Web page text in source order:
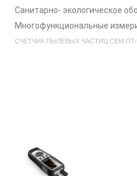
Cанитарно- экологическое
Многофункциональные
СЧЁТЧИК ПЫЛЕВЫХ ЧАСТИЦ CEM DT-